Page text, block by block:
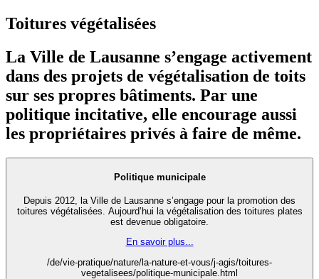
Toitures végétalisées
La Ville de Lausanne s’engage activement
dans des projets de végétalisation de toits
sur ses propres bâtiments. Par une
politique incitative, elle encourage aussi
les propriétaires privés à faire de même.
Politique municipale
Depuis 2012, la Ville de Lausanne s’engage pour la promotion des
toitures végétalisées. Aujourd’hui la végétalisation des toitures plates
est devenue obligatoire.
En savoir plus...
/de/vie-pratique/nature/la-nature-et-vous/j-agis/toitures-
vegetalisees/politique-municipale.html